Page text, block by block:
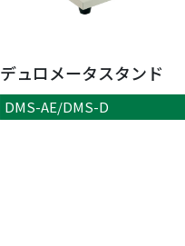
デュロメータスタンド
DMS-AE/DMS-D